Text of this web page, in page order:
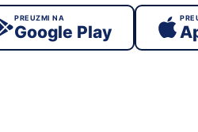
PREUZMI NA
Google Play